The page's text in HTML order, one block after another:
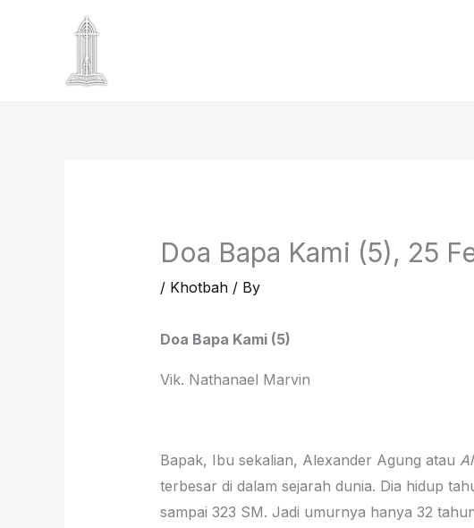
Doa Bapa Kami (5), 25
/ Khotbah/ By
Doa Bapa Kami (5)
Vik. Nathanael Marvin
Bapak, Ibu sekalian, Alexander Agung atau
terbesar di dalam sejarah dunia. Dia hidup
sampai 323 SM. Jadi umurnya hanya 32